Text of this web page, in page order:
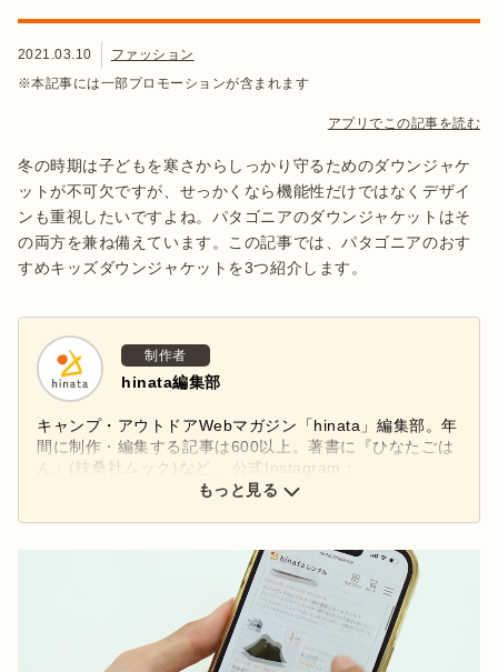
2021.03.10
ファッション
※本記事には一部プロモーションが含まれます
アプリでこの記事を読む
冬の時期は子どもを寒さからしっかり守るためのダウンジャケ
ットが不可欠ですが、せっかくなら機能性だけではなくデザイ
ンも重視したいですよね。パタゴニアのダウンジャケットはそ
の両方を兼ね備えています。この記事では、パタゴニアのおす
すめキッズダウンジャケットを3つ紹介します。
制作者
hinata編集部
キャンプ・アウトドアWebマガジン「hinata」編集部。年
間に制作・編集する記事は600以上。著書に『ひなたごは
ん』(扶桑社ムック)など。 公式Instagram：
もっと見る